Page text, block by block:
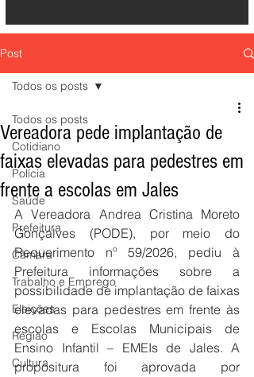
Post
Todos os posts
Cotidiano
Polícia
Saúde
Prefeitura
Câmara
Trabalho e Emprego
Eleições
Região
Cultura
Todos os posts
Vereadora pede implantação de
faixas elevadas para pedestres em
frente a escolas em Jales
A Vereadora Andrea Cristina Moreto
Gonçalves (PODE), por meio do
Requerimento nº 59/2026, pediu à
Prefeitura informações sobre a
possibilidade de implantação de faixas
elevadas para pedestres em frente às
escolas e Escolas Municipais de
Ensino Infantil – EMEIs de Jales. A
propositura foi aprovada por